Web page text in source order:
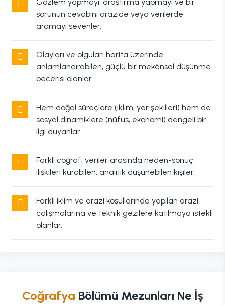
sorunun cevabını arazide veya verilerde
aramayı sevenler.
Olayları ve olguları harita üzerinde
anlamlandırabilen, güçlü bir mekânsal düşünme
becerisi olanlar.
Hem doğal süreçlere (iklim, yer şekilleri) hem de
sosyal dinamiklere (nüfus, ekonomi) dengeli bir
ilgi duyanlar.
Farklı coğrafi veriler arasında neden-sonuç
ilişkileri kurabilen, analitik düşünebilen kişiler.
Farklı iklim ve arazi koşullarında yapılan arazi
çalışmalarına ve teknik gezilere katılmaya istekli
olanlar.
Coğrafya Bölümü Mezunları Ne İş